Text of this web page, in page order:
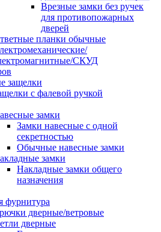
Врезные замки без ручек
для противопожарных
дверей
планки обычные
СКУД
защелки
с фалевой ручкой
замки
Замки навесные с одной
секретностью
Обычные навесные замки
замки
Накладные замки общего
назначения
фурнитура
дверные/ветровые
дверные